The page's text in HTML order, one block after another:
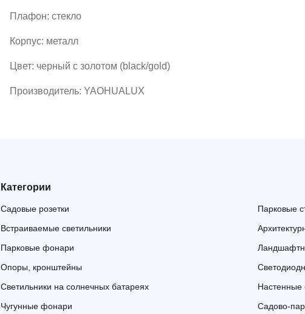
Плафон: стекло
Корпус: металл
Цвет: черный с золотом (black/gold)
Производитель: YAOHUALUX
Категории
Садовые розетки
Встраиваемые светильники
Парковые фонари
Опоры, кронштейны
Светильники на солнечных батареях
Чугунные фонари
Парковые
Настенные
Садово-